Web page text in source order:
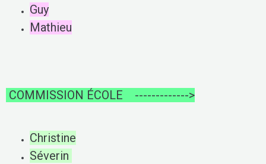
Guy
Mathieu
COMMISSION ÉCOLE ------------->
Christine
Séverin